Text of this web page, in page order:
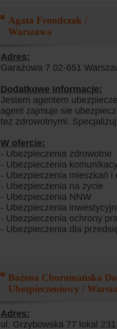
Agata Frondczak /
Warszawa
Adres:
Garażowa 7 02-651
Dodatkowe informacje:
Jestem agentem
agent zajmuje sie
tez zdrowotnymi.
W ofercie:
- Ubezpieczenia zdrowotne
- Ubezpieczenia
- Ubezpieczenia mieszkań i
- Ubezpieczenia na życie
- Ubezpieczenia NNW
- Ubezpieczenia
- Ubezpieczenia ochrony
- Ubezpieczenia dla
Bożena Choromańska
Ubezpieczeniowy /
Adres:
ul. Grzybowska 77 lokal